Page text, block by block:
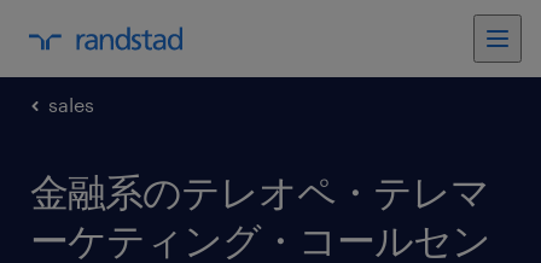
sales
金融系のテレオペ・テレマ
ーケティング・コールセン